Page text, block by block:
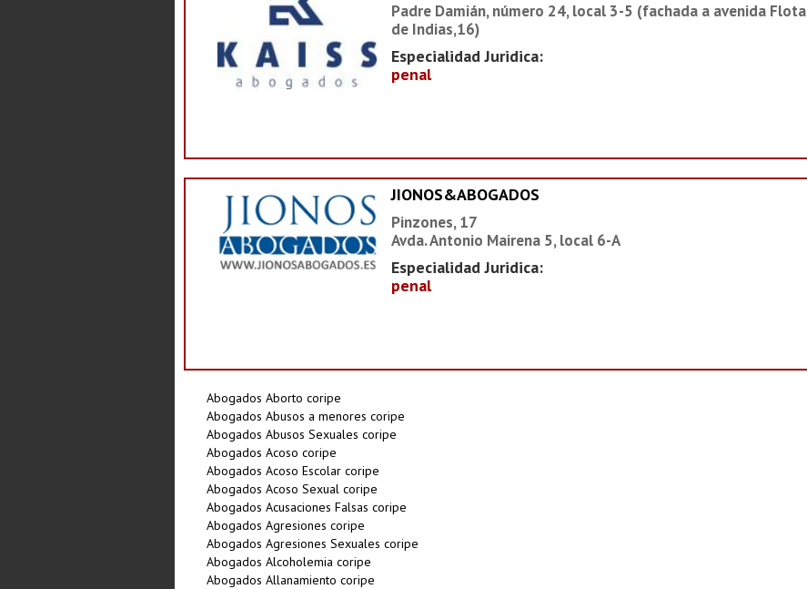
Padre Damián, número 24, local 3-5 (fachada a avenida Flota
de Indias,16)
Especialidad Juridica:
penal
JIONOS&ABOGADOS
Pinzones, 17
Avda. Antonio Mairena 5, local 6-A
Especialidad Juridica:
penal
Abogados Aborto coripe
Abogados Abusos a menores coripe
Abogados Abusos Sexuales coripe
Abogados Acoso coripe
Abogados Acoso Escolar coripe
Abogados Acoso Sexual coripe
Abogados Acusaciones Falsas coripe
Abogados Agresiones coripe
Abogados Agresiones Sexuales coripe
Abogados Alcoholemia coripe
Abogados Allanamiento coripe